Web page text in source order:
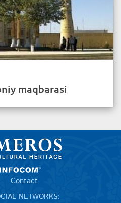
maqbarasi
Contact
NETWORKS: